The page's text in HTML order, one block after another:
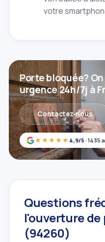
votre
★★★★★ 4,9/5 · 1435
Porte bloquée?
urgence 24h/7j à
Contactez‑nous
Questions
l'ouverture de
(94260)